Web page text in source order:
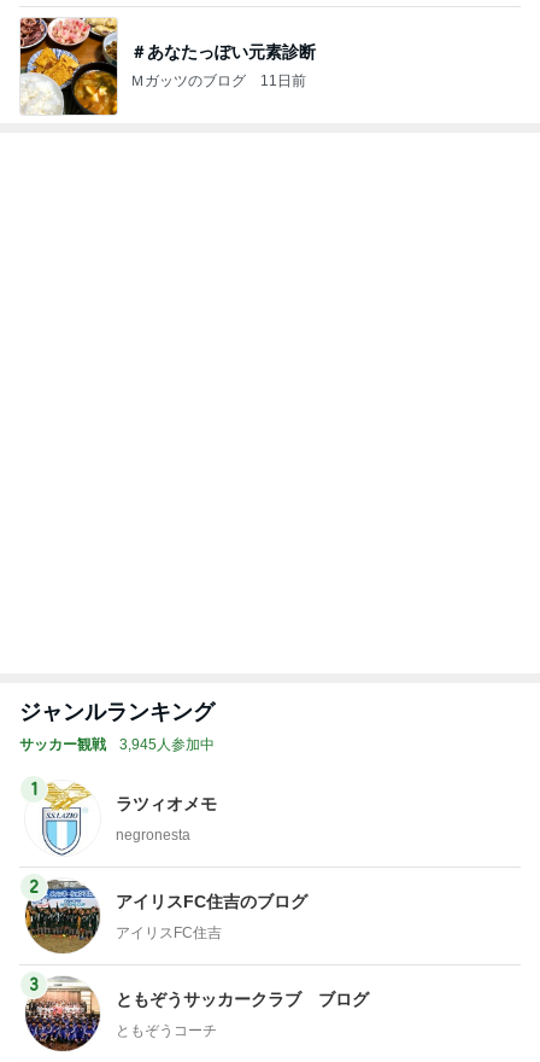
＃あなたっぽい元素診断
Ｍガッツのブログ 11日前
ジャンルランキング
サッカー観戦 3,945人参加中
1
ラツィオメモ
negronesta
2
アイリスFC住吉のブログ
アイリスFC住吉
3
ともぞうサッカークラブ ブログ
ともぞうコーチ